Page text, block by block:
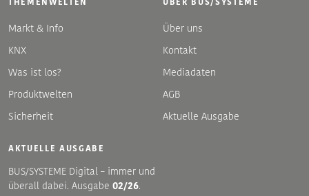
THEMENWELTEN
Markt & Info
KNX
Was ist los?
Produktwelten
Sicherheit
ÜBER BUS/SYSTEME
Über uns
Kontakt
Mediadaten
AGB
Aktuelle Ausgabe
AKTUELLE AUSGABE
BUS/SYSTEME Digital – immer und
überall dabei. Ausgabe 02/26.